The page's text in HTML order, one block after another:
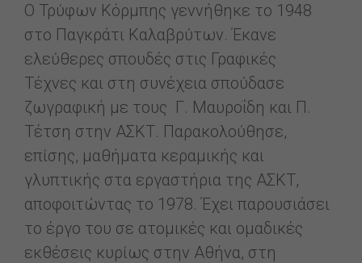
Ο Τρύφων Κόρμπης γεννήθηκε το 1948
στο Παγκράτι Καλαβρύτων. Έκανε
ελεύθερες σπουδές στις Γραφικές
Τέχνες και στη συνέχεια σπούδασε
ζωγραφική με τους Γ. Μαυροΐδη και Π.
Τέτση στην ΑΣΚΤ. Παρακολούθησε,
επίσης, μαθήματα κεραμικής και
γλυπτικής στα εργαστήρια της ΑΣΚΤ,
αποφοιτώντας το 1978. Έχει παρουσιάσει
το έργο του σε ατομικές και ομαδικές
εκθέσεις κυρίως στην Αθήνα, στη